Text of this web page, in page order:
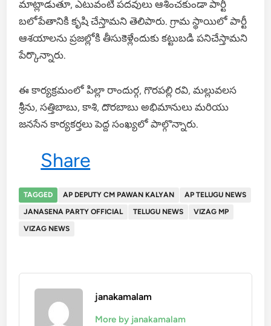
మాట్లాడుతూ, ఎటువంటి పదవులు ఆశించకుండా పార్టీ
బలోపేతానికి కృషి చేస్తామని తెలిపారు. గ్రామ స్థాయిలో పార్టీ
ఆశయాలను ప్రజల్లోకి తీసుకెళ్లేందుకు కట్టుబడి పనిచేస్తామని
పేర్కొన్నారు.
ఈ కార్యక్రమంలో పిల్లా రాందుర్గ, గొరపల్లి రవి, మల్లువలస
శ్రీను, సత్తిబాబు, కాశి, దొరబాబు అభిమానులు మరియు
జనసేన కార్యకర్తలు పెద్ద సంఖ్యలో పాల్గొన్నారు.
Share
TAGGED AP DEPUTY CM PAWAN KALYAN
AP TELUGU NEWS
JANASENA PARTY OFFICIAL
TELUGU NEWS
VIZAG MP
VIZAG NEWS
janakamalam
More by janakamalam